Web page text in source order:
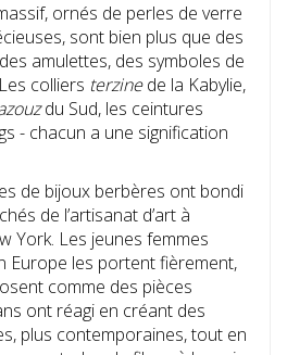
ornés de perles de verre
sont bien plus que des
amulettes, des symboles de
colliers terzinede la Kabylie,
du Sud, les ceintures
- chacun a une signification
de bijoux berbères ont bondi
de l’artisanat d’art à
York. Les jeunes femmes
Europe les portent fièrement,
comme des pièces
ont réagi en créant des
plus contemporaines, tout en